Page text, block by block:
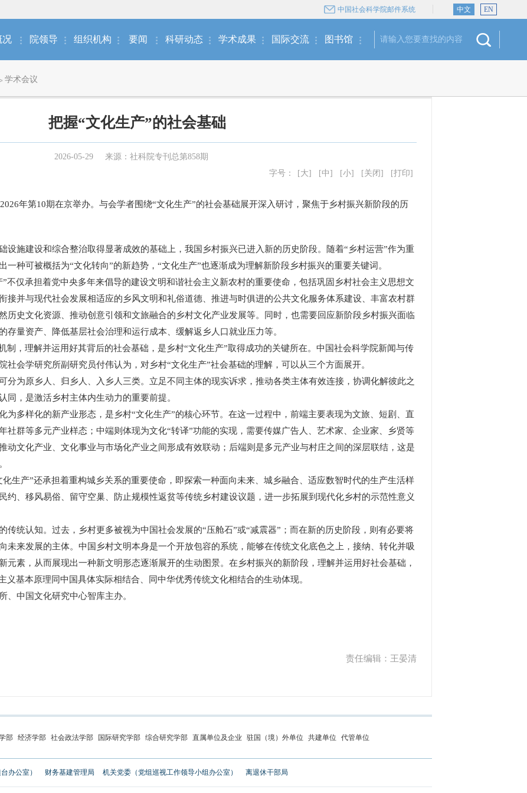
中国社会科学院邮件系统 中文 EN
况 院领导 组织机构 要闻 科研动态 学术成果 国际交流 图书馆
学术会议
把握“文化生产”的社会基础
2026-05-29
来源：社科院专刊总第858期
字号： [大] [中] [小] [关闭] [打印]
年第10期在京举办。与会学者围绕“文化生产”的社会基础展开深入研讨，聚焦于乡村振兴新阶段的历
施建设和综合整治取得显著成效的基础上，我国乡村振兴已进入新的历史阶段。随着“乡村运营”作为重
一种可被概括为“文化转向”的新趋势，“文化生产”也逐渐成为理解新阶段乡村振兴的重要关键词。
仅承担着党中央多年来倡导的建设文明和谐社会主义新农村的重要使命，包括巩固乡村社会主义思想文
接并与现代社会发展相适应的乡风文明和礼俗道德、推进与时俱进的公共文化服务体系建设、丰富农村群
历史文化资源、推动创意引领和文旅融合的乡村文化产业发展等。同时，也需要回应新阶段乡村振兴面临
存量资产、降低基层社会治理和运行成本、缓解返乡人口就业压力等。
，理解并运用好其背后的社会基础，是乡村“文化生产”取得成功的关键所在。中国社会科学院新闻与传
社会学研究所副研究员付伟认为，对乡村“文化生产”社会基础的理解，可以从三个方面展开。
为原乡人、归乡人、入乡人三类。立足不同主体的现实诉求，推动各类主体有效连接，协调化解彼此之
同，是激活乡村主体内生动力的重要前提。
多样化的新产业形态，是乡村“文化生产”的核心环节。在这一过程中，前端主要表现为文旅、短剧、直
社群等多元产业样态；中端则体现为文化“转译”功能的实现，需要传媒广告人、艺术家、企业家、乡贤等
动文化产业、文化事业与市场化产业之间形成有效联动；后端则是多元产业与村庄之间的深层联结，这是
产”还承担着重构城乡关系的重要使命，即探索一种面向未来、城乡融合、适应数智时代的生产生活样
约、移风易俗、留守空巢、防止规模性返贫等传统乡村建设议题，进一步拓展到现代化乡村的示范性意义
统认知。过去，乡村更多被视为中国社会发展的“压舱石”或“减震器”；而在新的历史阶段，则有必要将
未来发展的主体。中国乡村文明本身是一个开放包容的系统，能够在传统文化底色之上，接纳、转化并吸
元素，从而展现出一种新文明形态逐渐展开的生动图景。在乡村振兴的新阶段，理解并运用好社会基础，
义基本原理同中国具体实际相结合、同中华优秀传统文化相结合的生动体现。
中国文化研究中心智库主办。
责任编辑：王晏清
部 经济学部 社会政法学部 国际研究学部 综合研究学部 直属单位及企业 驻国（境）外单位 共建单位 代管单位
办公室） 财务基建管理局 机关党委（党组巡视工作领导小组办公室） 离退休干部局